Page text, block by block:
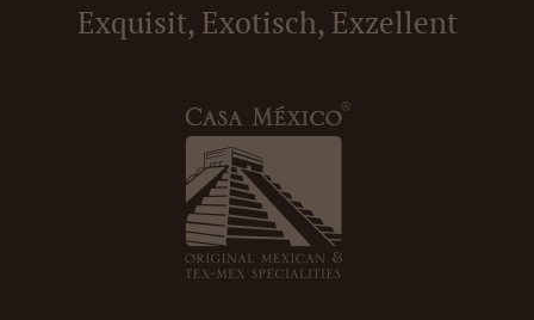
Exquisit, Exotisch, Exzellent